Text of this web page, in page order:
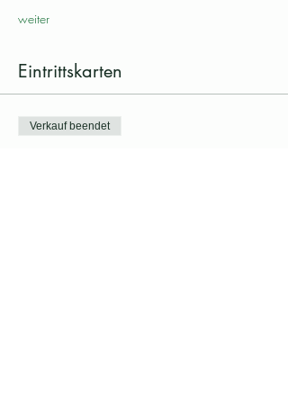
weiter
Eintrittskarten
Verkauf beendet